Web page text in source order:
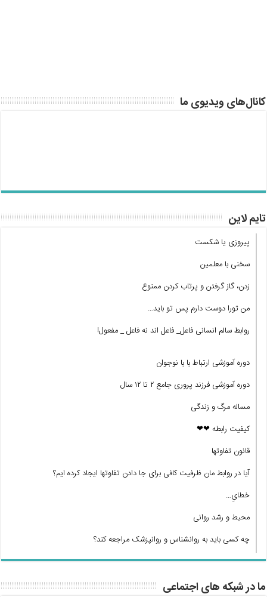
کانال‌های ویدیوی ما
تایم لاین
پیروزی یا شکست
سخنی با معلمین
زدن، گاز گرفتن و پرتاب کردن ممنوع
من تورا دوست دارم پس تو باید…
روابط سالم انسانی فاعل_ فاعل اند نه فاعل _ مفعول!
دوره آموزشی ارتباط با با نوجوان
دوره آموزشی فرزند پروری جامع ۲ تا ۱۲ سال
مساله مرگ و زندگی
کیفیت رابطه ❤❤
قانون تفاوتها
آیا در روابط مان ظرفیت کافی برای جا دادن تفاوتها ایجاد کرده ایم؟
خطایِ…
محیط و رشد روانی
چه کسی باید به روانشناس و روانپزشک مراجعه کند؟
ما در شبکه های اجتماعی